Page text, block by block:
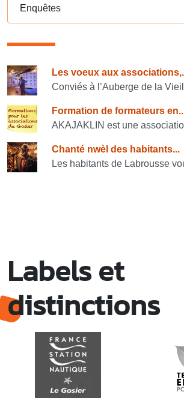
Enquêtes
Consulter également
Les voeux aux
Conviés à l’Auberge de la
Formation de formateurs
AKAJAKLIN est une
Chanté nwèl des habitants...
Les habitants de Labrousse
Labels et
distinctions